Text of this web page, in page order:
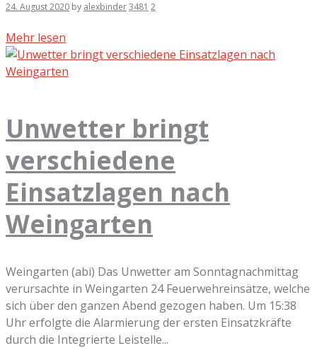
24. August 2020 by alexbinder3481 2
Mehr lesen
Unwetter bringt
verschiedene
Einsatzlagen nach
Weingarten
Weingarten (abi) Das Unwetter am Sonntagnachmittag
verursachte in Weingarten 24 Feuerwehreinsätze, welche
sich über den ganzen Abend gezogen haben. Um 15:38
Uhr erfolgte die Alarmierung der ersten Einsatzkräfte
durch die Integrierte Leistelle...